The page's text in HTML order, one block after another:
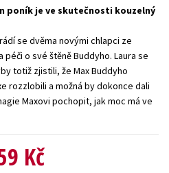
poník je ve skutečnosti kouzelný
se dvěma novými chlapci ze
o své štěně Buddyho. Laura se
totiž zjistili, že Max Buddyho
rozzlobili a možná by dokonce dali
Maxovi pochopit, jak moc má ve
Kč